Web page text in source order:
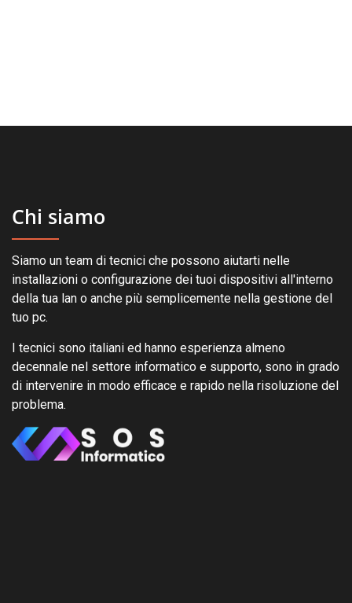
Chi siamo
Siamo un team di tecnici che possono aiutarti nelle
installazioni o configurazione dei tuoi dispositivi all'interno
della tua lan o anche più semplicemente nella gestione del
tuo pc.
I tecnici sono italiani ed hanno esperienza almeno
decennale nel settore informatico e supporto, sono in grado
di intervenire in modo efficace e rapido nella risoluzione del
problema.